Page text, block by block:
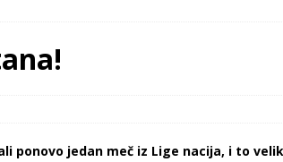
ponovo jedan meč iz Lige nacija, i to